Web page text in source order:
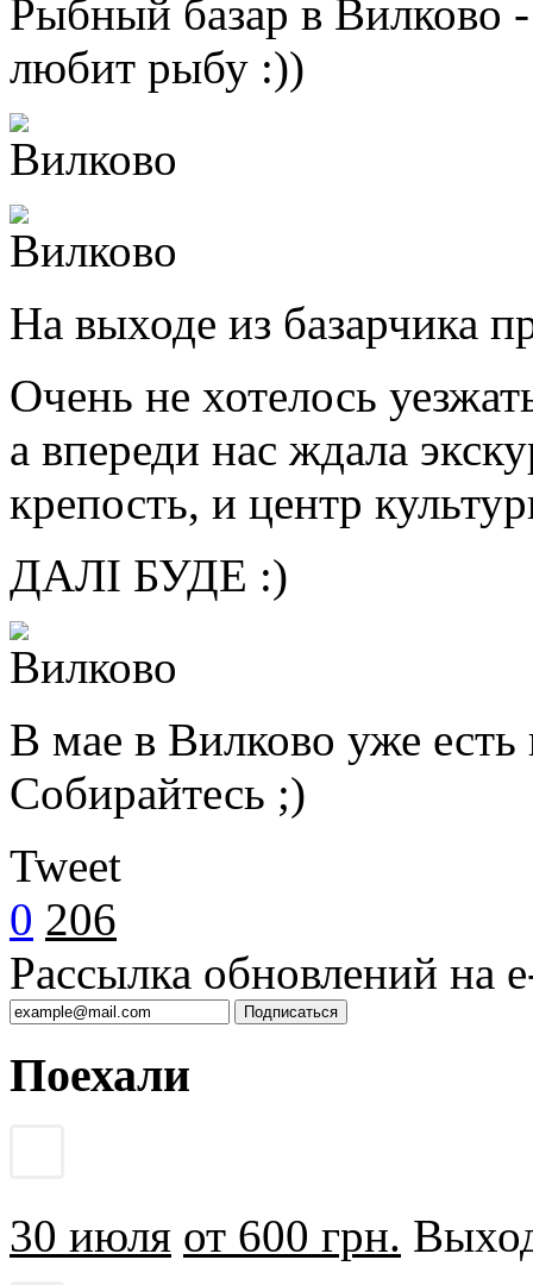
Рыбный базар в Вилково
любит рыбу :))
На выходе из базарчика
Очень не хотелось
а впереди нас ждала
крепость, и центр
ДАЛІ БУДЕ :)
В мае в Вилково уже есть
Собирайтесь ;)
Tweet
0 206
Рассылка обновлений на
Поехали
30 июля от 600 грн.